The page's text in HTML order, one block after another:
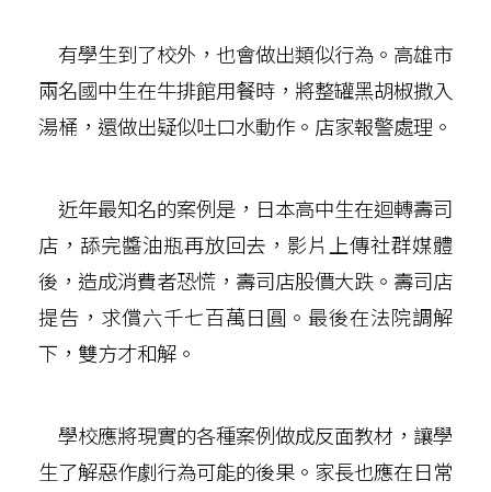
有學生到了校外，也會做出類似行為。高雄市
兩名國中生在牛排館用餐時，將整罐黑胡椒撒入
湯桶，還做出疑似吐口水動作。店家報警處理。
近年最知名的案例是，日本高中生在迴轉壽司
店，舔完醬油瓶再放回去，影片上傳社群媒體
後，造成消費者恐慌，壽司店股價大跌。壽司店
提告，求償六千七百萬日圓。最後在法院調解
下，雙方才和解。
學校應將現實的各種案例做成反面教材，讓學
生了解惡作劇行為可能的後果。家長也應在日常